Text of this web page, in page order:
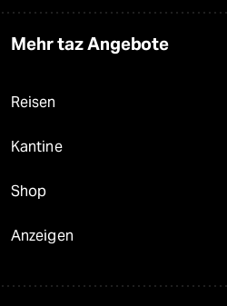
Mehr taz Angebote
Reisen
Kantine
Shop
Anzeigen